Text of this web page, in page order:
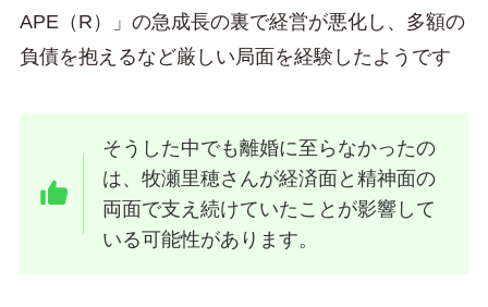
APE（R）」の急成長の裏で経営が悪化し、多額の
負債を抱えるなど厳しい局面を経験したようです
そうした中でも離婚に至らなかったの
は、牧瀬里穂さんが経済面と精神面の
両面で支え続けていたことが影響して
いる可能性があります。